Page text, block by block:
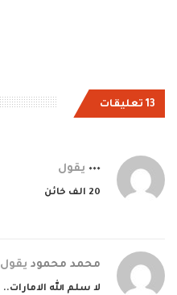
13 تعليقات
٠٠٠ يقول
20 الف خائن
محمد محمود يقول
لا سلم الله الامارات..